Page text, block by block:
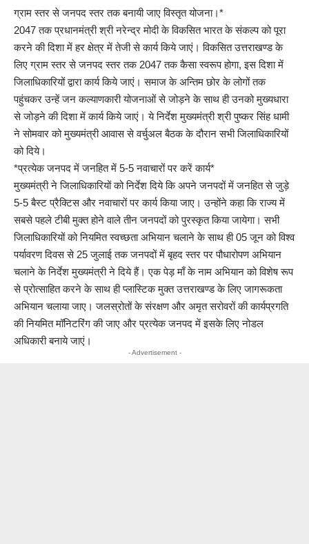
ग्राम स्तर से जनपद स्तर तक बनायी जाए विस्तृत योजना।*
2047 तक प्रधानमंत्री श्री नरेन्द्र मोदी के विकसित भारत के संकल्प को पूरा
करने की दिशा में हर क्षेत्र में तेजी से कार्य किये जाएं। विकसित उत्तराखण्ड के
लिए ग्राम स्तर से जनपद स्तर तक 2047 तक कैसा स्वरूप होगा, इस दिशा में
जिलाधिकारियों द्वारा कार्य किये जाएं। समाज के अन्तिम छोर के लोगों तक
पहुंचकर उन्हें जन कल्याणकारी योजनाओं से जोड़ने के साथ ही उनको मुख्यधारा
से जोड़ने की दिशा में कार्य किये जाएं। ये निर्देश मुख्यमंत्री श्री पुष्कर सिंह धामी
ने सोमवार को मुख्यमंत्री आवास से वर्चुअल बैठक के दौरान सभी जिलाधिकारियों
को दिये।
*प्रत्येक जनपद में जनहित में 5-5 नवाचारों पर करें कार्य*
मुख्यमंत्री ने जिलाधिकारियों को निर्देश दिये कि अपने जनपदों में जनहित से जुड़े
5-5 बैस्ट प्रैक्टिस और नवाचारों पर कार्य किया जाए। उन्होंने कहा कि राज्य में
सबसे पहले टीबी मुक्त होने वाले तीन जनपदों को पुरस्कृत किया जायेगा। सभी
जिलाधिकारियों को नियमित स्वच्छता अभियान चलाने के साथ ही 05 जून को विश्व
पर्यावरण दिवस से 25 जुलाई तक जनपदों में बृहद स्तर पर पौधारोपण अभियान
चलाने के निर्देश मुख्यमंत्री ने दिये हैं। एक पेड़ माँ के नाम अभियान को विशेष रूप
से प्रोत्साहित करने के साथ ही प्लास्टिक मुक्त उत्तराखण्ड के लिए जागरूकता
अभियान चलाया जाए। जलस्रोतों के संरक्षण और अमृत सरोवरों की कार्यप्रगति
की नियमित मॉनिटरिंग की जाए और प्रत्येक जनपद में इसके लिए नोडल
अधिकारी बनाये जाएं।
- Advertisement -